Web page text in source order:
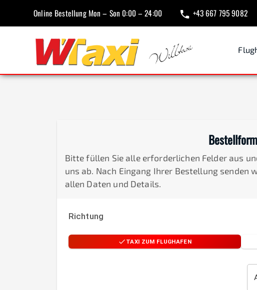
Online Bestellung Mon – Son 0:00 – 24:00 +43 667 795 9082
Bitte füllen Sie alle erforderlichen Felder aus
uns ab. Nach Eingang Ihrer Bestellung senden
allen Daten und Details.
Richtung
TAXI ZUM FLUGHAFEN